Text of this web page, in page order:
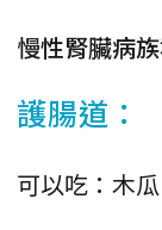
慢性腎臟病
護腸道：
可以吃：木